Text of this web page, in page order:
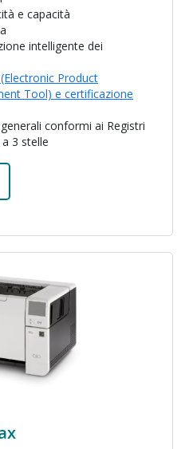
e capacità
intelligente dei
Product
Tool) e certificazione
conformi ai Registri
3 stelle